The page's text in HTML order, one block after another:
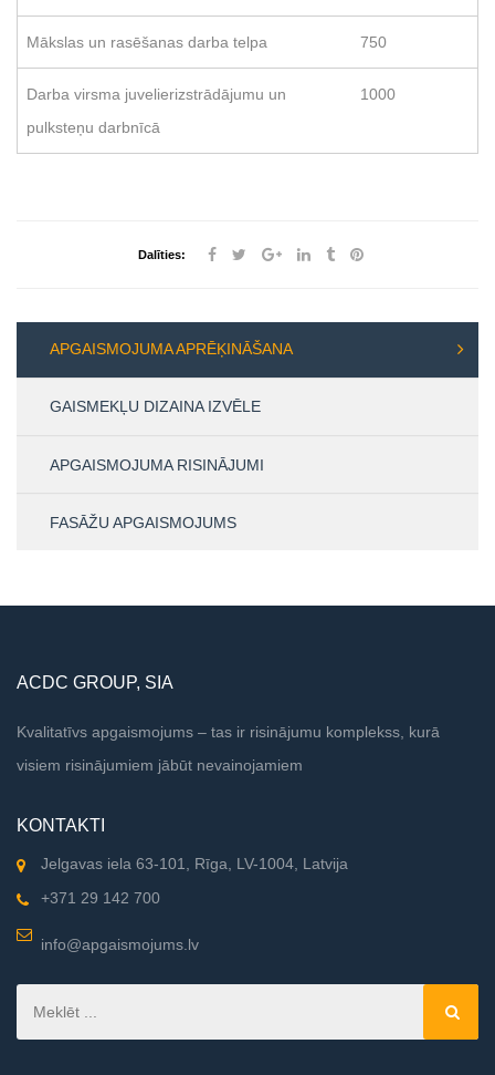
Mākslas un rasēšanas darba telpa 750
Darba virsma juvelierizstrādājumu un
pulksteņu darbnīcā
1000
Dalīties:
APGAISMOJUMA APRĒĶINĀŠANA
GAISMEKĻU DIZAINA IZVĒLE
APGAISMOJUMA RISINĀJUMI
FASĀŽU APGAISMOJUMS
ACDC GROUP, SIA
Kvalitatīvs apgaismojums – tas ir risinājumu komplekss, kurā
visiem risinājumiem jābūt nevainojamiem
KONTAKTI
Jelgavas iela 63-101, Rīga, LV-1004, Latvija
+371 29 142 700
info@apgaismojums.lv